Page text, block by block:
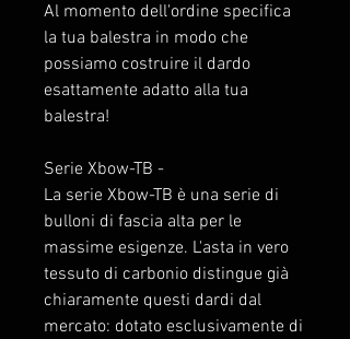
Al momento dell'ordine specifica
la tua balestra in modo che
possiamo costruire il dardo
esattamente adatto alla tua
balestra!
Serie Xbow-TB -
La serie Xbow-TB è una serie di
bulloni di fascia alta per le
massime esigenze. L'asta in vero
tessuto di carbonio distingue già
chiaramente questi dardi dal
mercato: dotato esclusivamente di